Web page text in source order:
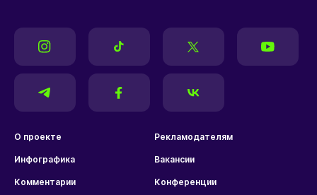
О проекте Рекламодателям
Инфографика Вакансии
Комментарии Конференции